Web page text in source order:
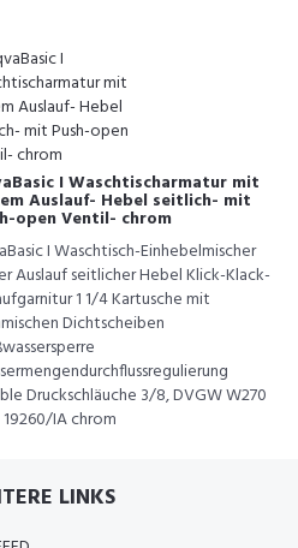
I Waschtischarmatur mit
Auslauf- Hebel seitlich- mit
open Ventil- chrom
I Waschtisch-Einhebelmischer
Auslauf seitlicher Hebel Klick-Klack-
1 1/4 Kartusche mit
Dichtscheiben
Druckschläuche 3/8, DVGW W270
IA chrom
LINKS